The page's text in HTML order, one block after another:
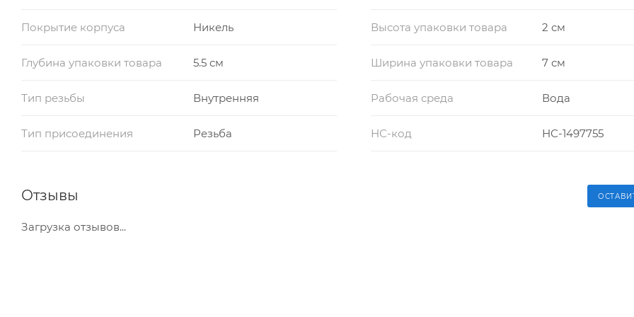
Покрытие корпуса Никель Высота упаковки товара 2 см
Глубина упаковки товара 5.5 см Ширина упаковки товара 7 см
Тип резьбы Внутренняя Рабочая среда Вода
Тип присоединения Резьба НС-код НС-1497755
Отзывы
Загрузка отзывов...